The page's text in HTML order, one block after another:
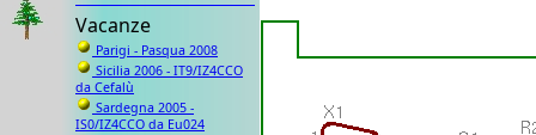
Vacanze
Parigi - Pasqua 2008
Sicilia 2006 - IT9/IZ4CCO
da Cefalù
Sardegna 2005 -
IS0/IZ4CCO da Eu024